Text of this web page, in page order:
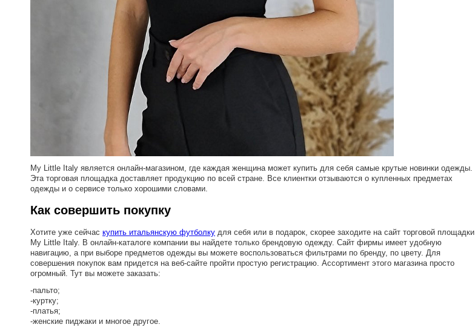
My Little Italy является онлайн-магазином, где каждая женщина может купить для себя самые крутые новинки одежды.
Эта торговая площадка доставляет продукцию по всей стране. Все клиентки отзываются о купленных предметах
одежды и о сервисе только хорошими словами.
Как совершить покупку
Хотите уже сейчас купить итальянскую футболку для себя или в подарок, скорее заходите на сайт торговой площадки
My Little Italy. В онлайн-каталоге компании вы найдете только брендовую одежду. Сайт фирмы имеет удобную
навигацию, а при выборе предметов одежды вы можете воспользоваться фильтрами по бренду, по цвету. Для
совершения покупок вам придется на веб-сайте пройти простую регистрацию. Ассортимент этого магазина просто
огромный. Тут вы можете заказать:
-пальто;
-куртку;
-платья;
-женские пиджаки и многое другое.